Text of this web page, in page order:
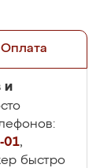
Оплата
и
01,
быстро